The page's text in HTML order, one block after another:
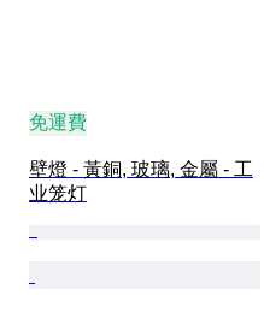
免運費
壁燈 - 黃銅, 玻璃, 金屬 - 工
业笼灯